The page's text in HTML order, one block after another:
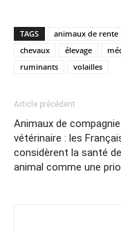
TAGS animaux de rente
chevaux
élevage
ruminants
volailles
Article précédent
Animaux de
vétérinaire : les
considèrent la santé
animal comme une